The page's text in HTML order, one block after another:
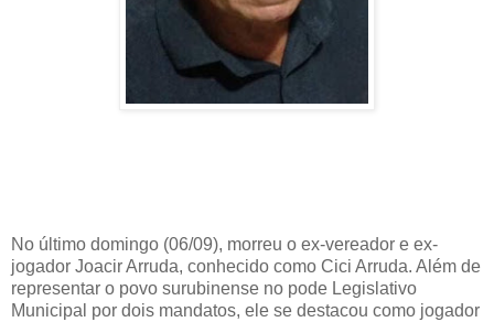
No último domingo (06/09), morreu o ex-vereador e ex-
jogador Joacir Arruda, conhecido como Cici Arruda. Além de
representar o povo surubinense no pode Legislativo
Municipal por dois mandatos, ele se destacou como jogador